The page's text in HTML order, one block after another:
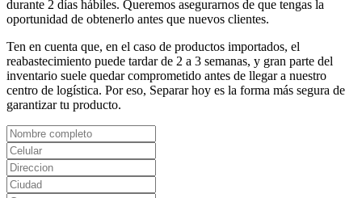
durante 2 días hábiles. Queremos asegurarnos de que tengas la
oportunidad de obtenerlo antes que nuevos clientes.
Ten en cuenta que, en el caso de productos importados, el
reabastecimiento puede tardar de 2 a 3 semanas, y gran parte del
inventario suele quedar comprometido antes de llegar a nuestro
centro de logística. Por eso, Separar hoy es la forma más segura de
garantizar tu producto.